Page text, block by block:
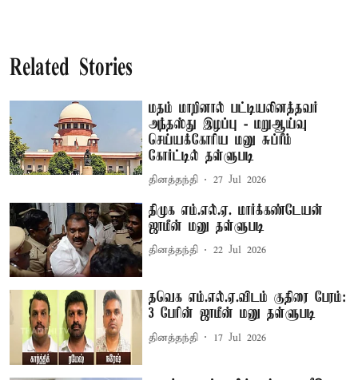
Related Stories
மதம் மாறினால் பட்டியலினத்தவர்
அந்தஸ்து இழப்பு - மறுஆய்வு
செய்யக்கோரிய மனு சுப்ரீம்
கோர்ட்டில் தள்ளுபடி
தினத்தந்தி 27 Jul 2026
திமுக எம்.எல்.ஏ. மார்க்கண்டேயன்
ஜாமீன் மனு தள்ளுபடி
தினத்தந்தி 22 Jul 2026
தவெக எம்.எல்.ஏ.விடம் குதிரை பேரம்:
3 பேரின் ஜாமீன் மனு தள்ளுபடி
தினத்தந்தி 17 Jul 2026